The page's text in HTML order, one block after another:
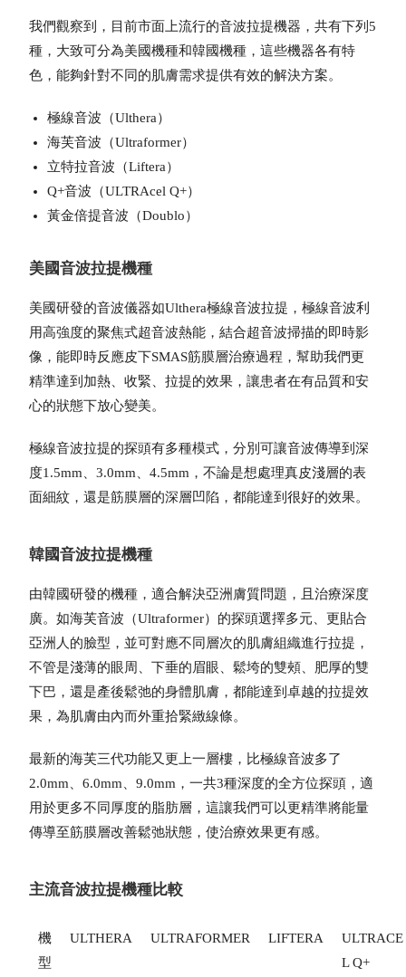
我們觀察到，目前市面上流行的音波拉提機器，共有下列5
種，大致可分為美國機種和韓國機種，這些機器各有特
色，能夠針對不同的肌膚需求提供有效的解決方案。
極線音波（Ulthera）
海芙音波（Ultraformer）
立特拉音波（Liftera）
Q+音波（ULTRAcel Q+）
黃金倍提音波（Doublo）
美國音波拉提機種
美國研發的音波儀器如Ulthera極線音波拉提，極線音波利
用高強度的聚焦式超音波熱能，結合超音波掃描的即時影
像，能即時反應皮下SMAS筋膜層治療過程，幫助我們更
精準達到加熱、收緊、拉提的效果，讓患者在有品質和安
心的狀態下放心變美。
極線音波拉提的探頭有多種模式，分別可讓音波傳導到深
度1.5mm、3.0mm、4.5mm，不論是想處理真皮淺層的表
面細紋，還是筋膜層的深層凹陷，都能達到很好的效果。
韓國音波拉提機種
由韓國研發的機種，適合解決亞洲膚質問題，且治療深度
廣。如海芙音波（Ultraformer）的探頭選擇多元、更貼合
亞洲人的臉型，並可對應不同層次的肌膚組織進行拉提，
不管是淺薄的眼周、下垂的眉眼、鬆垮的雙頰、肥厚的雙
下巴，還是產後鬆弛的身體肌膚，都能達到卓越的拉提效
果，為肌膚由內而外重拾緊緻線條。
最新的海芙三代功能又更上一層樓，比極線音波多了
2.0mm、6.0mm、9.0mm，一共3種深度的全方位探頭，適
用於更多不同厚度的脂肪層，這讓我們可以更精準將能量
傳導至筋膜層改善鬆弛狀態，使治療效果更有感。
主流音波拉提機種比較
機
型
ULTHERA ULTRAFORMER LIFTERA
ULTRACE
L Q+